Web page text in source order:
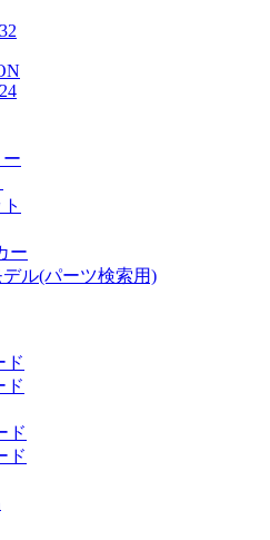
ー
ル(パーツ検索用)
ド
ド
ド
ド